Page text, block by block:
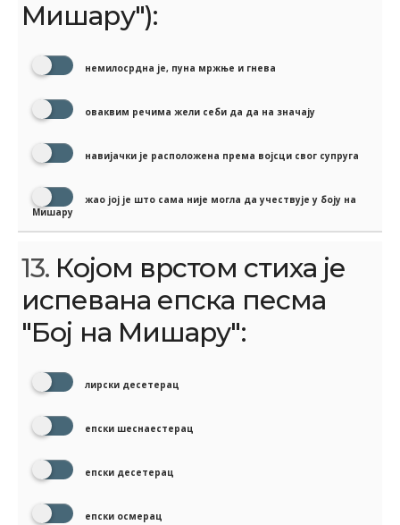
Мишару"):
немилосрдна је, пуна мржње и гнева
оваквим речима жели себи да да на значају
навијачки је расположена према војсци свог супруга
жао јој је што сама није могла да учествује у боју на
Мишару
13. Којом врстом стиха је
испевана епска песма
"Бој на Мишару":
лирски десетерац
епски шеснаестерац
епски десетерац
епски осмерац